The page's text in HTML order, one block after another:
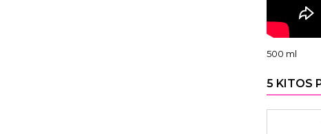
500 ml
5 KITOS